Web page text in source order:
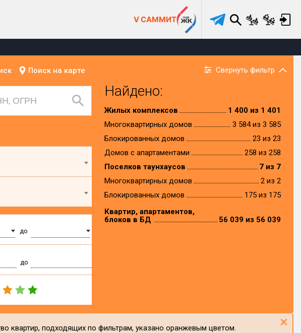
V САММИТ
Поиск на карте Свернуть фильтр
до
до
Найдено:
Жилых комплексов
1 400 из 1 401
Многоквартирных домов
3 584 из 3 585
Блокированных домов
23 из 23
Домов с апартаментами
258 из 258
Поселков таунхаусов
7 из 7
Многоквартирных домов
2 из 2
Блокированных домов
175 из 175
Квартир, апартаментов,
блоков в БД
56 039 из 56 039
квартир, подходящих по фильтрам, указано оранжевым цветом. ×